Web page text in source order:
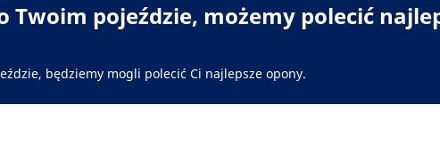
pojeździe, możemy polecić
będziemy mogli polecić Ci najlepsze opony.